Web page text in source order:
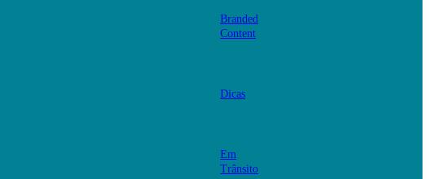
Branded
Content
Dicas
Em
Trânsito